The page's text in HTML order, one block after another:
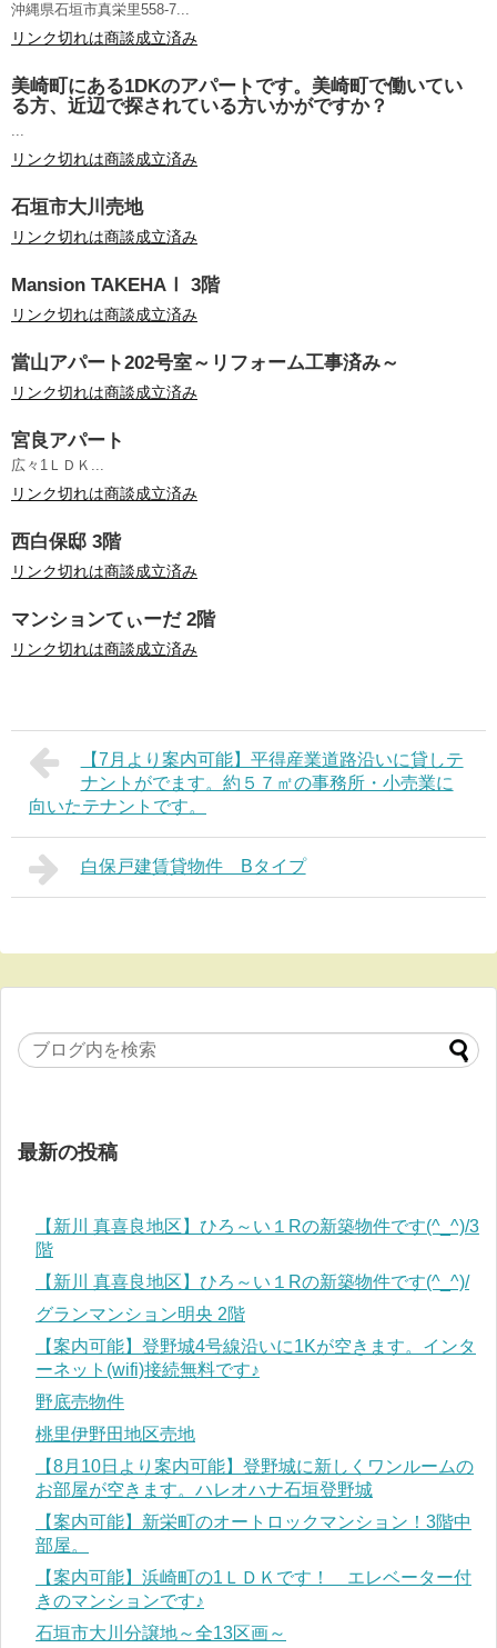
沖縄県石垣市真栄里558-7...
リンク切れは商談成立済み
美崎町にある1DKのアパートです。美崎町で働いてい
る方、近辺で探されている方いかがですか？
...
リンク切れは商談成立済み
石垣市大川売地
リンク切れは商談成立済み
Mansion TAKEHAⅠ 3階
リンク切れは商談成立済み
當山アパート202号室～リフォーム工事済み～
リンク切れは商談成立済み
宮良アパート
広々1ＬＤＫ...
リンク切れは商談成立済み
西白保邸 3階
リンク切れは商談成立済み
マンションてぃーだ 2階
リンク切れは商談成立済み
【7月より案内可能】平得産業道路沿いに貸しテ
ナントがでます。約５７㎡の事務所・小売業に
向いたテナントです。
白保戸建賃貸物件 Bタイプ
最新の投稿
【新川 真喜良地区】ひろ～い１Rの新築物件です(^_^)/3
階
【新川 真喜良地区】ひろ～い１Rの新築物件です(^_^)/
グランマンション明央 2階
【案内可能】登野城4号線沿いに1Kが空きます。インタ
ーネット(wifi)接続無料です♪
野底売物件
桃里伊野田地区売地
【8月10日より案内可能】登野城に新しくワンルームの
お部屋が空きます。ハレオハナ石垣登野城
【案内可能】新栄町のオートロックマンション！3階中
部屋。
【案内可能】浜崎町の1ＬＤＫです！ エレベーター付
きのマンションです♪
石垣市大川分譲地～全13区画～